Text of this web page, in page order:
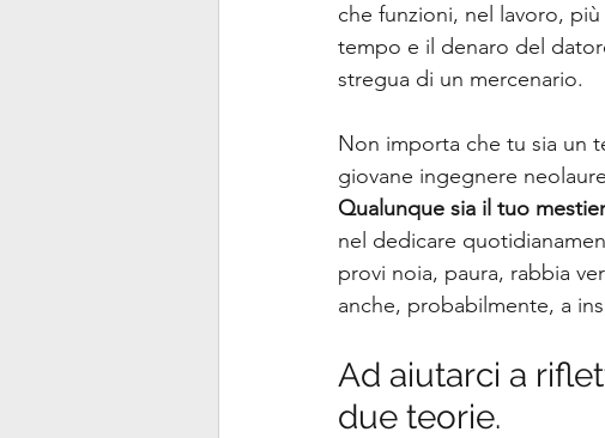
che funzioni, nel lavoro,
tempo e il denaro del
stregua di un mercenario.
Non importa che tu sia un
giovane ingegnere
Qualunque sia il tuo
nel dedicare
provi noia, paura, rabbia
anche, probabilmente, a
Ad aiutarci a
due teorie.